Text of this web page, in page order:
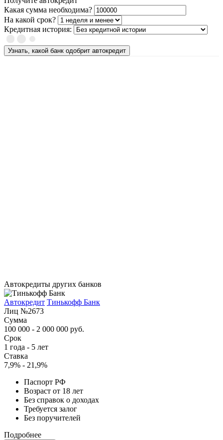
Какая сумма необходима?
На какой срок?
Кредитная история:
Узнать, какой банк одобрит автокредит
Автокредиты других банков
Автокредит Тинькофф Банк
Лиц №2673
Сумма
100 000 - 2 000 000 руб.
Срок
1 года - 5 лет
Ставка
7,9% - 21,9%
Паспорт РФ
Возраст от 18 лет
Без справок о доходах
Требуется залог
Без поручителей
Подробнее